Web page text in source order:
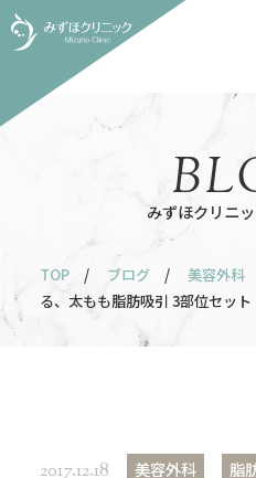
みずほクリニ
TOP / ブログ / 美容外科
る、太もも脂肪吸引 3部位セット
2017.12.18 美容外科 脂